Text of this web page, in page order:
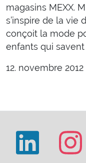
magasins MEXX.
s’inspire de la vie
conçoit la mode
enfants qui
12. novembre 2012